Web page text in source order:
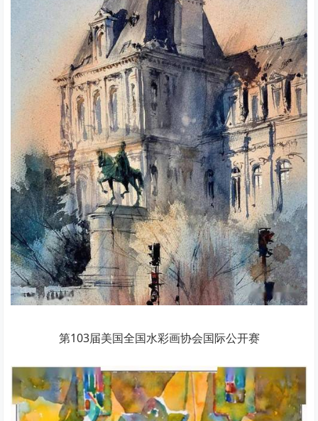
第103届美国全国水彩画协会国际公开赛